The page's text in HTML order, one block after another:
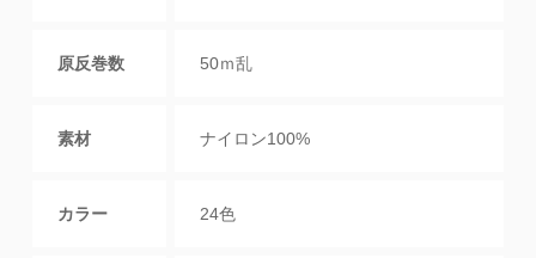
原反巻数 50ｍ乱
素材 ナイロン100%
カラー 24色